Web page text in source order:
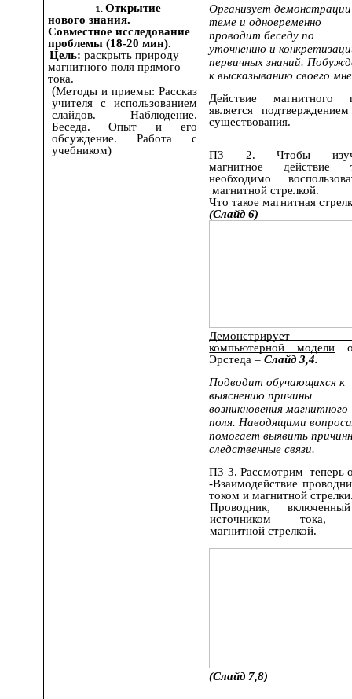
Открытие
нового знания.
Совместное исследование
проблемы (18-20 мин).
Цель: раскрыть природу
магнитного поля прямого
тока.
(Методы и приемы: Рассказ
учителя с использованием
слайдов. Наблюдение.
Беседа. Опыт и его
обсуждение. Работа с
учебником)
Организует
теме и одновременно
проводит беседу по
уточнению и
первичных знаний.
к высказыванию своего
Действие магнитного
является
существования.
ПЗ 2. Чтобы
магнитное действие
необходимо
магнитной стрелкой.
Что такое магнитная
(Слайд 6)
Демонстрирует
компьютерной модели
Эрстеда –Слайд 3,4.
Подводит обучающихся к
выяснению причины
возникновения магнитного
поля. Наводящими
помогает выявить
следственные связи.
ПЗ 3. Рассмотрим теперь
-Взаимодействие
током и магнитной
Проводник,
источником тока,
магнитной стрелкой.
(Слайд 7,8)